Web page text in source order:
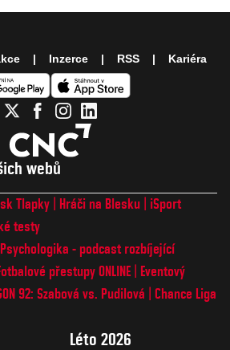
webů
Tlapky Hráči na Blesku
iSport
testy
Psychologika - podcast rozbíjející
přestupy ONLINE
Eventový
92: Szabová vs. Pudilová
Chance Liga
Léto 2026
Inzerce RSS Kariéra